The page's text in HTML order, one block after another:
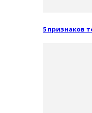
5 признаков